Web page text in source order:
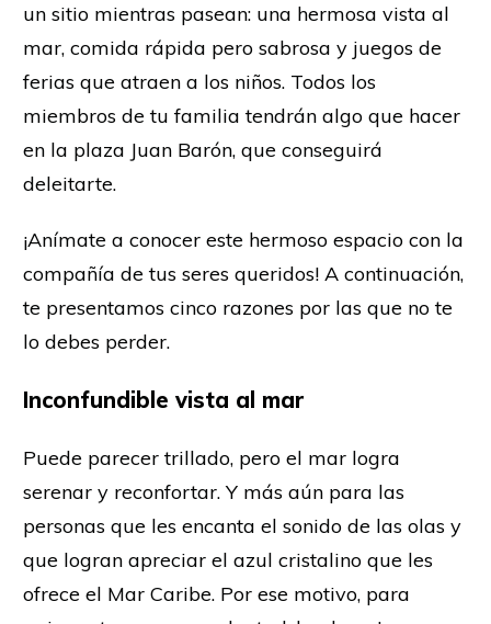
un sitio mientras pasean: una hermosa vista al
mar, comida rápida pero sabrosa y juegos de
ferias que atraen a los niños. Todos los
miembros de tu familia tendrán algo que hacer
en la plaza Juan Barón, que conseguirá
deleitarte.
¡Anímate a conocer este hermoso espacio con la
compañía de tus seres queridos! A continuación,
te presentamos cinco razones por las que no te
lo debes perder.
Inconfundible vista al mar
Puede parecer trillado, pero el mar logra
serenar y reconfortar. Y más aún para las
personas que les encanta el sonido de las olas y
que logran apreciar el azul cristalino que les
ofrece el Mar Caribe. Por ese motivo, para